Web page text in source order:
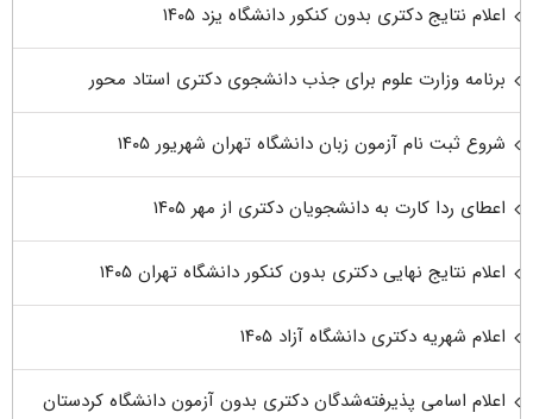
اعلام نتایج دکتری بدون کنکور دانشگاه یزد ۱۴۰۵
برنامه وزارت علوم برای جذب دانشجوی دکتری استاد محور
شروع ثبت نام آزمون زبان دانشگاه تهران شهریور ۱۴۰۵
اعطای ردا کارت به دانشجویان دکتری از مهر ۱۴۰۵
اعلام نتایج نهایی دکتری بدون کنکور دانشگاه تهران ۱۴۰۵
اعلام شهریه دکتری دانشگاه آزاد ۱۴۰۵
اعلام اسامی پذیرفته‌شدگان دکتری بدون آزمون دانشگاه کردستان